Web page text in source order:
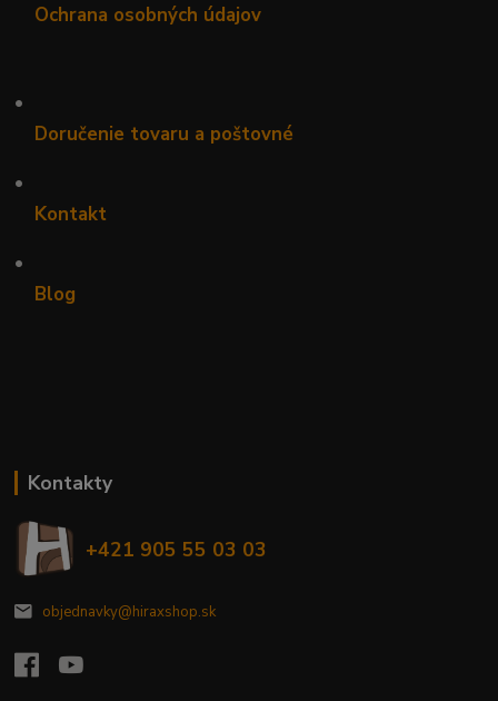
Ochrana osobných údajov
•
Doručenie tovaru a poštovné
•
Kontakt
•
Blog
Kontakty
+421 905 55 03 03
objednavky@hiraxshop.sk